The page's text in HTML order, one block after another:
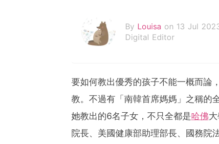
By Louisa on 13 Jul
Digital Editor
要如何教出優秀的孩子不能一概而論
教。不過有「南韓首席媽媽」之稱的
她教出的6名子女，不只全都是哈佛
院長、美國健康部助理部長、國務院